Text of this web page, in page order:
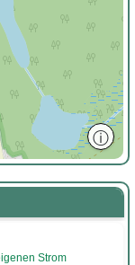
ⓘ
Strom